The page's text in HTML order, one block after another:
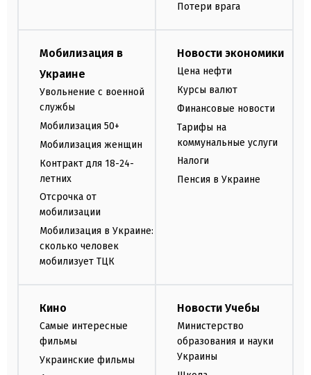
Потери врага
Мобилизация в
Украине
Увольнение с военной
службы
Мобилизация 50+
Мобилизация женщин
Контракт для 18-24-
летних
Отсрочка от
мобилизации
Мобилизация в Украине:
сколько человек
мобилизует ТЦК
Новости экономики
Цена нефти
Курсы валют
Финансовые новости
Тарифы на
коммунальные услуги
Налоги
Пенсия в Украине
Кино
Самые интересные
фильмы
Украинские фильмы
Новости Учебы
Министерство
образования и науки
Украины